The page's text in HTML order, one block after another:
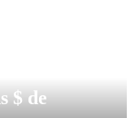
$ de